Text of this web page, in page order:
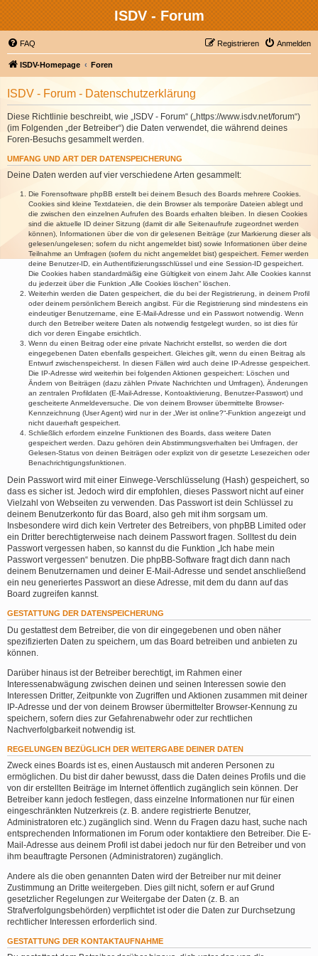
ISDV - Forum
FAQ Anmelden
Registrieren
ISDV-Homepage Foren
ISDV - Forum - Datenschutzerklärung
Diese Richtlinie beschreibt, wie „ISDV - Forum“ („https://www.isdv.net/forum“)
(im Folgenden „der Betreiber“) die Daten verwendet, die während deines
Foren-Besuchs gesammelt werden.
UMFANG UND ART DER DATENSPEICHERUNG
Deine Daten werden auf vier verschiedene Arten gesammelt:
Die Forensoftware phpBB erstellt bei deinem Besuch des Boards mehrere Cookies.
Cookies sind kleine Textdateien, die dein Browser als temporäre Dateien ablegt und
die zwischen den einzelnen Aufrufen des Boards erhalten bleiben. In diesen Cookies
sind die aktuelle ID deiner Sitzung (damit dir alle Seitenaufrufe zugeordnet werden
können), Informationen über die von dir gelesenen Beiträge (zur Markierung dieser als
gelesen/ungelesen; sofern du nicht angemeldet bist) sowie Informationen über deine
Teilnahme an Umfragen (sofern du nicht angemeldet bist) gespeichert. Ferner werden
deine Benutzer-ID, ein Authentifizierungsschlüssel und eine Session-ID gespeichert.
Die Cookies haben standardmäßig eine Gültigkeit von einem Jahr. Alle Cookies kannst
du jederzeit über die Funktion „Alle Cookies löschen“ löschen.
Weiterhin werden die Daten gespeichert, die du bei der Registrierung, in deinem Profil
oder deinem persönlichem Bereich angibst. Für die Registrierung sind mindestens ein
eindeutiger Benutzername, eine E-Mail-Adresse und ein Passwort notwendig. Wenn
durch den Betreiber weitere Daten als notwendig festgelegt wurden, so ist dies für
dich vor deren Eingabe ersichtlich.
Wenn du einen Beitrag oder eine private Nachricht erstellst, so werden die dort
eingegebenen Daten ebenfalls gespeichert. Gleiches gilt, wenn du einen Beitrag als
Entwurf zwischenspeicherst. In diesen Fällen wird auch deine IP-Adresse gespeichert.
Die IP-Adresse wird weiterhin bei folgenden Aktionen gespeichert: Löschen und
Ändern von Beiträgen (dazu zählen Private Nachrichten und Umfragen), Änderungen
an zentralen Profildaten (E-Mail-Adresse, Kontoaktivierung, Benutzer-Passwort) und
gescheiterte Anmeldeversuche. Die von deinem Browser übermittelte Browser-
Kennzeichnung (User Agent) wird nur in der „Wer ist online?“-Funktion angezeigt und
nicht dauerhaft gespeichert.
Schließlich erfordern einzelne Funktionen des Boards, dass weitere Daten
gespeichert werden. Dazu gehören dein Abstimmungsverhalten bei Umfragen, der
Gelesen-Status von deinen Beiträgen oder explizit von dir gesetzte Lesezeichen oder
Benachrichtigungsfunktionen.
Dein Passwort wird mit einer Einwege-Verschlüsselung (Hash) gespeichert, so
dass es sicher ist. Jedoch wird dir empfohlen, dieses Passwort nicht auf einer
Vielzahl von Webseiten zu verwenden. Das Passwort ist dein Schlüssel zu
deinem Benutzerkonto für das Board, also geh mit ihm sorgsam um.
Insbesondere wird dich kein Vertreter des Betreibers, von phpBB Limited oder
ein Dritter berechtigterweise nach deinem Passwort fragen. Solltest du dein
Passwort vergessen haben, so kannst du die Funktion „Ich habe mein
Passwort vergessen“ benutzen. Die phpBB-Software fragt dich dann nach
deinem Benutzernamen und deiner E-Mail-Adresse und sendet anschließend
ein neu generiertes Passwort an diese Adresse, mit dem du dann auf das
Board zugreifen kannst.
GESTATTUNG DER DATENSPEICHERUNG
Du gestattest dem Betreiber, die von dir eingegebenen und oben näher
spezifizierten Daten zu speichern, um das Board betreiben und anbieten zu
können.
Darüber hinaus ist der Betreiber berechtigt, im Rahmen einer
Interessenabwägung zwischen deinen und seinen Interessen sowie den
Interessen Dritter, Zeitpunkte von Zugriffen und Aktionen zusammen mit deiner
IP-Adresse und der von deinem Browser übermittelter Browser-Kennung zu
speichern, sofern dies zur Gefahrenabwehr oder zur rechtlichen
Nachverfolgbarkeit notwendig ist.
REGELUNGEN BEZÜGLICH DER WEITERGABE DEINER DATEN
Zweck eines Boards ist es, einen Austausch mit anderen Personen zu
ermöglichen. Du bist dir daher bewusst, dass die Daten deines Profils und die
von dir erstellten Beiträge im Internet öffentlich zugänglich sein können. Der
Betreiber kann jedoch festlegen, dass einzelne Informationen nur für einen
eingeschränkten Nutzerkreis (z. B. andere registrierte Benutzer,
Administratoren etc.) zugänglich sind. Wenn du Fragen dazu hast, suche nach
entsprechenden Informationen im Forum oder kontaktiere den Betreiber. Die E-
Mail-Adresse aus deinem Profil ist dabei jedoch nur für den Betreiber und von
ihm beauftragte Personen (Administratoren) zugänglich.
Andere als die oben genannten Daten wird der Betreiber nur mit deiner
Zustimmung an Dritte weitergeben. Dies gilt nicht, sofern er auf Grund
gesetzlicher Regelungen zur Weitergabe der Daten (z. B. an
Strafverfolgungsbehörden) verpflichtet ist oder die Daten zur Durchsetzung
rechtlicher Interessen erforderlich sind.
GESTATTUNG DER KONTAKTAUFNAHME